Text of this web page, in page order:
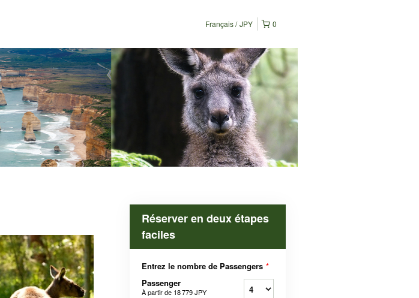
0
Français JPY
Réserver en deux étapes
faciles
Entrez le nombre de Passengers *
Passenger
À partir de 18 779 JPY